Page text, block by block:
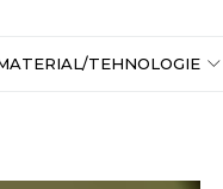
TEHNOLOGIE